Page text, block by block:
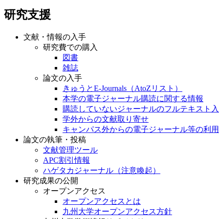
研究支援
文献・情報の入手
研究費での購入
図書
雑誌
論文の入手
きゅうとE-Journals（AtoZリスト）
本学の電子ジャーナル購読に関する情報
購読していないジャーナルのフルテキスト
学外からの文献取り寄せ
キャンパス外からの電子ジャーナル等の利用
論文の執筆・投稿
文献管理ツール
APC割引情報
ハゲタカジャーナル（注意喚起）
研究成果の公開
オープンアクセス
オープンアクセスとは
九州大学オープンアクセス方針